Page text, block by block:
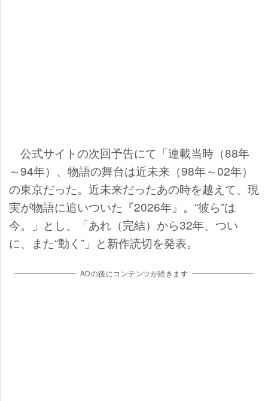
公式サイトの次回予告にて「連載当時（88年
～94年）、物語の舞台は近未来（98年～02年）
の東京だった。近未来だったあの時を越えて、現
実が物語に追いついた『2026年』。“彼ら”は
今。」とし、「あれ（完結）から32年、つい
に、また“動く”」と新作読切を発表。
ADの後にコンテンツが続きます